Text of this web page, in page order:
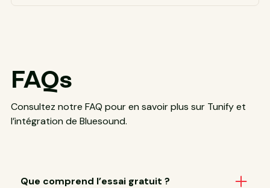
FAQs
Consultez notre FAQ pour en savoir plus sur Tunify et
l’intégration de Bluesound.
Que comprend l’essai gratuit ?